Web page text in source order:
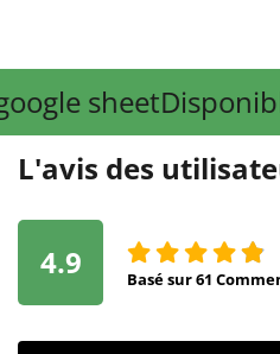
sheet
L'avis des
4.9 Basé sur61